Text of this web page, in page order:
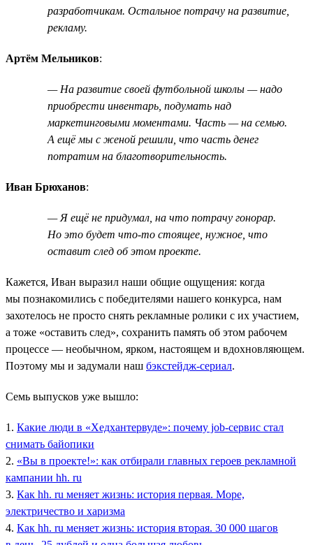
разработчикам. Остальное потрачу на развитие,
рекламу.
Артём Мельников:
— На развитие своей футбольной школы — надо
приобрести инвентарь, подумать над
маркетинговыми моментами. Часть — на семью.
А ещё мы с женой решили, что часть денег
потратим на благотворительность.
Иван Брюханов:
— Я ещё не придумал, на что потрачу гонорар.
Но это будет что-то стоящее, нужное, что
оставит след об этом проекте.
Кажется, Иван выразил наши общие ощущения: когда
мы познакомились с победителями нашего конкурса, нам
захотелось не просто снять рекламные ролики с их участием,
а тоже «оставить след», сохранить память об этом рабочем
процессе — необычном, ярком, настоящем и вдохновляющем.
Поэтому мы и задумали наш бэкстейдж-сериал.
Семь выпусков уже вышло:
1. Какие люди в «Хедхантервуде»: почему job-сервис стал
снимать байопики
2. «Вы в проекте!»: как отбирали главных героев рекламной
кампании hh. ru
3. Как hh. ru меняет жизнь: история первая. Море,
электричество и харизма
4. Как hh. ru меняет жизнь: история вторая. 30 000 шагов